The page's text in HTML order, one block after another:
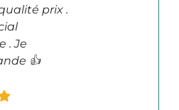
prix .
. Je
👍